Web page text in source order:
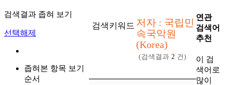
검색결과 좁혀 보기
선택해제
좁혀본 항목 보기
순서
검색키워드 저자 : 국립민
속국악원
(Korea)
(검색결과 2 건)
연관
검색어
추천
이 검
색어로
많이